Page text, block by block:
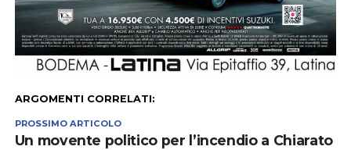
ARGOMENTI CORRELATI:
PROSSIMO ARTICOLO
Un movente politico per l’incendio a Chiarato